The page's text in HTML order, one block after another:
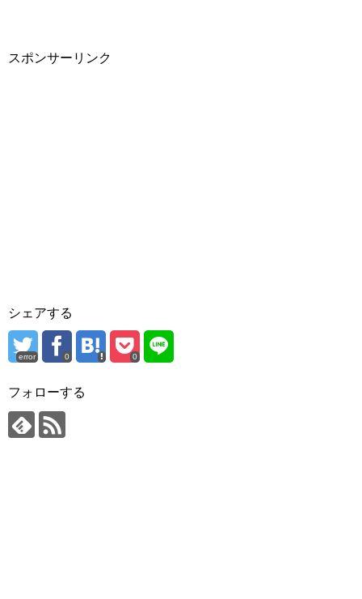
スポンサーリンク
シェアする
error 0 0
フォローする